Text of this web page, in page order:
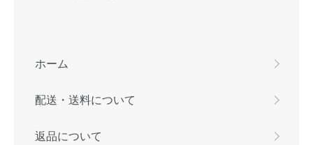
ホーム
配送・送料について
返品について